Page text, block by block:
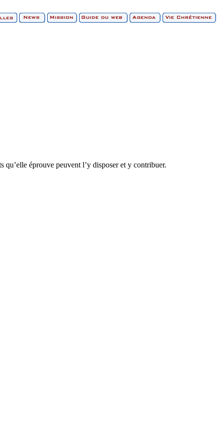
qu’elle éprouve peuvent l’y disposer et y contribuer.